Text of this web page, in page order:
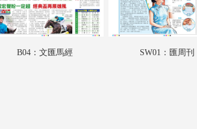
SW01：匯周刊
SW02：匯周刊
B04：文匯馬經 SW01：匯周刊